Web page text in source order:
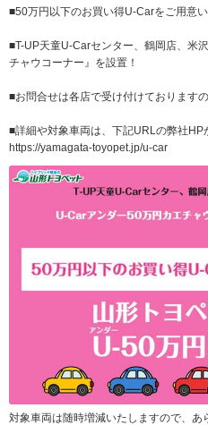
■50万円以下のお買い得U-Carをご用意い
■T-UP天童U-Carセンター、鶴岡店、米
チャウコーナー』を設置！
■お問合せは各店で受け付けております
■詳細や対象車両は、下記URLの弊社HP
https://yamagata-toyopet.jp/u-car
対象車両は随時増減いたしますので、あ